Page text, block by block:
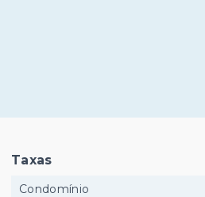
Taxas
Condomínio